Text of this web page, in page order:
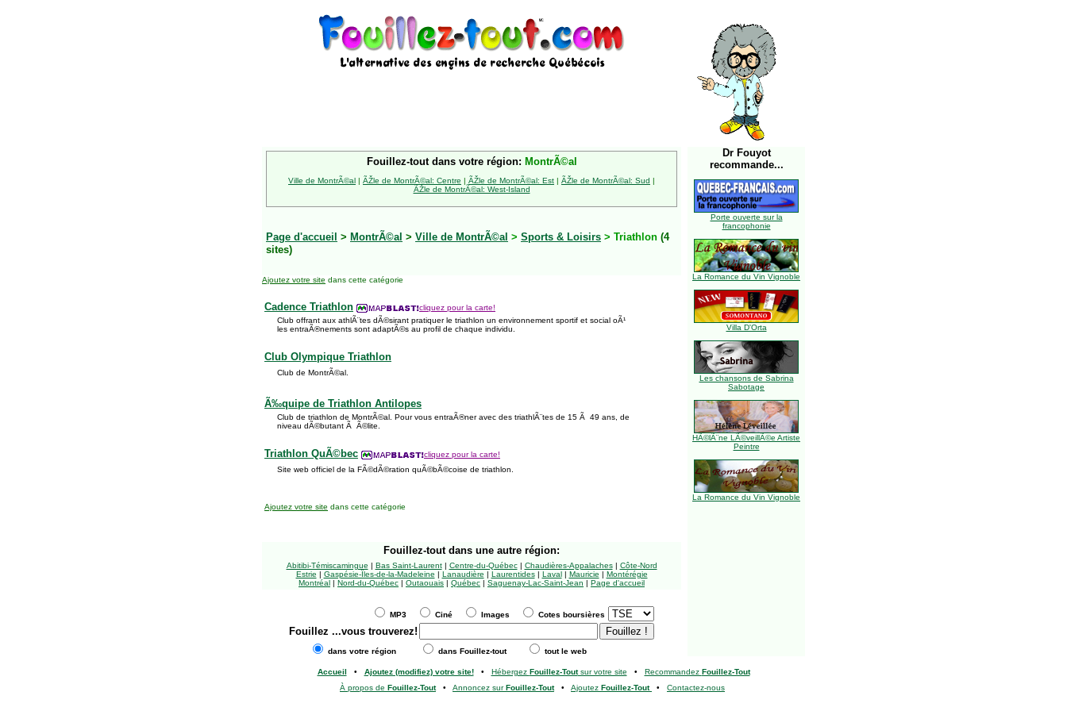
Fouillez-tout dans votre région: MontrÃ©al
Ville de MontrÃ©al | ÃŽle de MontrÃ©al: Centre | ÃŽle de MontrÃ©al: Est | ÃŽle de MontrÃ©al: Sud |
ÃŽle de MontrÃ©al: West-Island
Page d'accueil > MontrÃ©al > Ville de MontrÃ©al > Sports & Loisirs > Triathlon (4
sites)
Ajoutez votre site dans cette catégorie
Cadence Triathlon
cliquez pour la carte!
Club offrant aux athlÃ¨tes dÃ©sirant pratiquer le triathlon un environnement sportif et social oÃ¹
les entraÃ®nements sont adaptÃ©s au profil de chaque individu.
Club Olympique Triathlon
Club de MontrÃ©al.
Ã‰quipe de Triathlon Antilopes
Club de triathlon de MontrÃ©al. Pour vous entraÃ®ner avec des triathlÃ¨tes de 15 Ã 49 ans, de
niveau dÃ©butant Ã Ã©lite.
Triathlon QuÃ©bec
cliquez pour la carte!
Site web officiel de la FÃ©dÃ©ration quÃ©bÃ©coise de triathlon.
Dr Fouyot
recommande...
Porte ouverte sur la
francophonie
La Romance du Vin Vignoble
Villa D'Orta
Les chansons de Sabrina
Sabotage
HÃ©lÃ¨ne LÃ©veillÃ©e Artiste
Peintre
La Romance du Vin Vignoble
Ajoutez votre site dans cette catégorie
Fouillez-tout dans une autre région:
Abitibi-Témiscamingue | Bas Saint-Laurent| Centre-du-Québec| Chaudières-Appalaches| Côte-Nord
Estrie | Gaspésie-Îles-de-la-Madeleine | Lanaudière | Laurentides| Laval| Mauricie | Montérégie
Montréal | Nord-du-Québec | Outaouais | Québec | Saguenay-Lac-Saint-Jean | Page d'accueil
MP3 Ciné Images Cotes boursières
Fouillez ...vous trouverez!
dans votre région dans Fouillez-tout tout le web
Accueil • Ajoutez (modifiez) votre site!• Hébergez Fouillez-Toutsur votre site • Recommandez Fouillez-Tout
À propos de Fouillez-Tout• Annoncez surFouillez-Tout• Ajoutez Fouillez-Tout • Contactez-nous